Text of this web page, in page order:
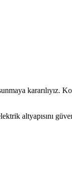
kararılıyız.
altyapısını